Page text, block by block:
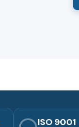
ISO 9001